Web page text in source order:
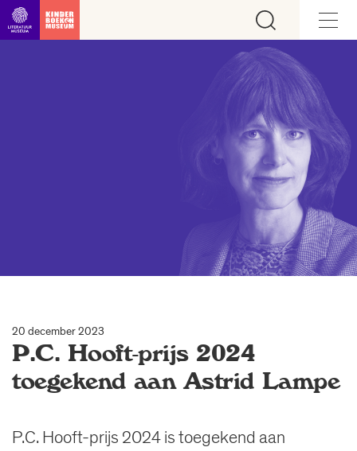
Ga direct naar inhoud
20 december 2023
P.C. Hooft-prijs 2024
toegekend aan Astrid Lampe
P.C. Hooft-prijs 2024 is toegekend aan